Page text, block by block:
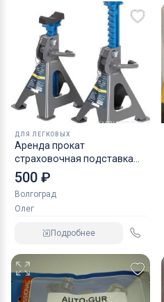
ДЛЯ ЛЕГКОВЫХ
Аренда прокат
страховочная подставка
NORDBERG 2 т
500 ₽
Волгоград
Олег
Подробнее